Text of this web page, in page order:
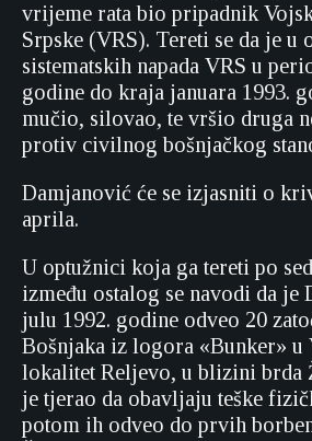
vrijeme rata bio pripadnik
Srpske (VRS). Tereti se da je u
sistematskih napada VRS u
godine do kraja januara 1993.
mučio, silovao, te vršio druga
protiv civilnog bošnjačkog
Damjanović će se izjasniti o
aprila.
U optužnici koja ga tereti po
između ostalog se navodi da je
julu 1992. godine odveo 20
Bošnjaka iz logora «Bunker» u
lokalitet Reljevo, u blizini brda
je tjerao da obavljaju teške
potom ih odveo do prvih